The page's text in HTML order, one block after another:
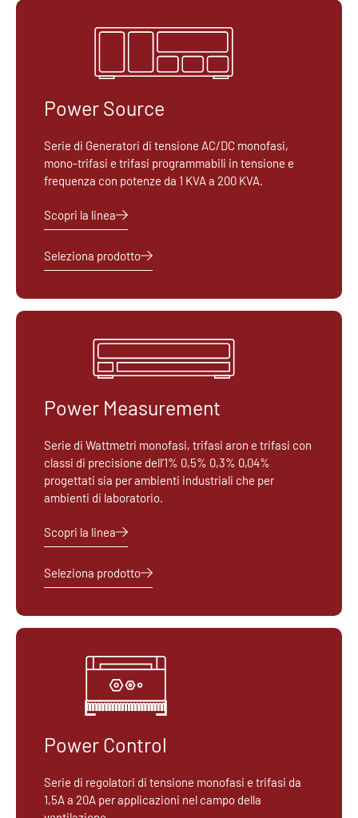
Power Source
Serie di Generatori di tensione AC/DC monofasi,
mono-trifasi e trifasi programmabili in tensione e
frequenza con potenze da 1 KVA a 200 KVA.
Scopri la linea
Seleziona prodotto
Power Measurement
Serie di Wattmetri monofasi, trifasi aron e trifasi con
classi di precisione dell’1% 0,5% 0,3% 0,04%
progettati sia per ambienti industriali che per
ambienti di laboratorio.
Scopri la linea
Seleziona prodotto
Power Control
Serie di regolatori di tensione monofasi e trifasi da
1,5A a 20A per applicazioni nel campo della